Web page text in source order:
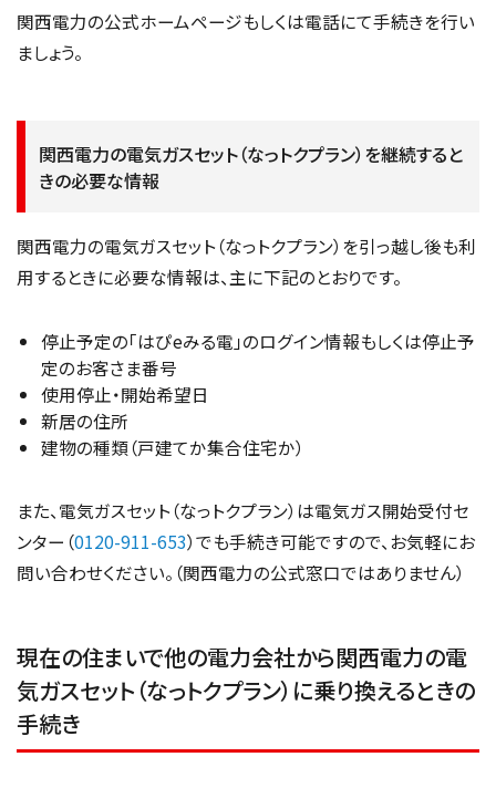
関西電力の公式ホームページもしくは電話にて手続きを行い
ましょう。
関西電力の電気ガスセット（なっトクプラン）を継続すると
きの必要な情報
関西電力の電気ガスセット（なっトクプラン）を引っ越し後も利
用するときに必要な情報は、主に下記のとおりです。
停止予定の「はぴeみる電」のログイン情報もしくは停止予
定のお客さま番号
使用停止・開始希望日
新居の住所
建物の種類（戸建てか集合住宅か）
また、電気ガスセット（なっトクプラン）は電気ガス開始受付セ
ンター（0120-911-653）でも手続き可能ですので、お気軽にお
問い合わせください。（関西電力の公式窓口ではありません）
現在の住まいで他の電力会社から関西電力の電
気ガスセット（なっトクプラン）に乗り換えるときの
手続き